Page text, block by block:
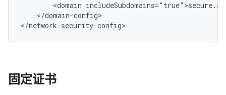
<domain
</domain-config>
</network-security-config>
固定证书